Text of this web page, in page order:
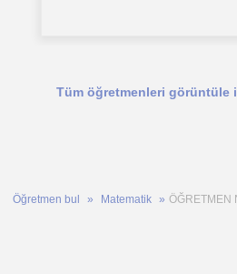
Tüm öğretmenleri görüntüle
Öğretmen bul Matematik ÖĞRETMEN